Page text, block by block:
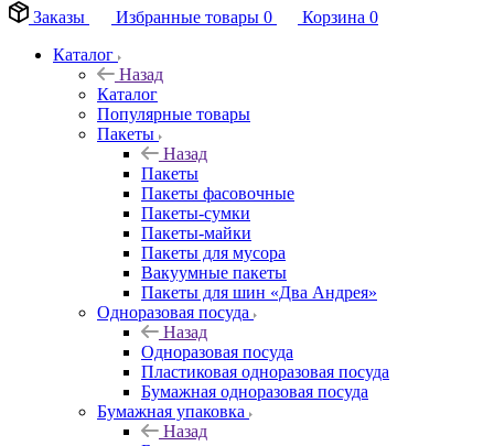
Заказы
Избранные товары 0 Корзина 0
Каталог
Назад
Каталог
Популярные товары
Пакеты
Назад
Пакеты
Пакеты фасовочные
Пакеты-сумки
Пакеты-майки
Пакеты для мусора
Вакуумные пакеты
Пакеты для шин «Два Андрея»
Одноразовая посуда
Назад
Одноразовая посуда
Пластиковая одноразовая посуда
Бумажная одноразовая посуда
Бумажная упаковка
Назад